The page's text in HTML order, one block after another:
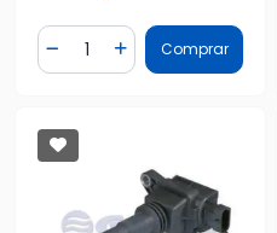
Diminuir Quantidade
Quantidade
Adicionar Quantidade
Comprar